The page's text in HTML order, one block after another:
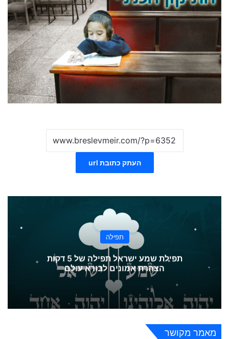
העתק כתובת url
תפילה
תפילת שמע ישראל תפילה של 5 דקות
הצהרת אמונים לבורא עולם
מאמר מקושר